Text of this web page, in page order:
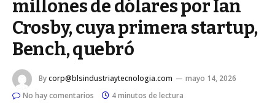
millones de dólares por Ian
Crosby, cuya primera startup,
Bench, quebró
Bycorp@blsindustriaytecnologia.com
mayo 14, 2026
No hay comentarios
4 minutos de lectura